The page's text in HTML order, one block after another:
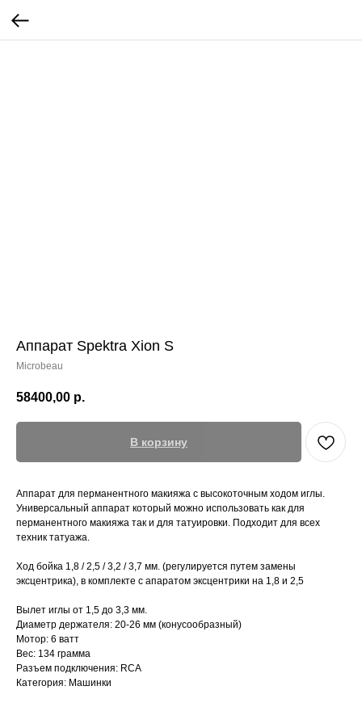
Аппарат Spektra Xion S
Microbeau
58400,00 р.
В корзину
Аппарат для перманентного макияжа с высокоточным ходом иглы.
Универсальный аппарат который можно использовать как для
перманентного макияжа так и для татуировки. Подходит для всех
техник татуажа.
Ход бойка 1,8 / 2,5 / 3,2 / 3,7 мм. (регулируется путем замены
эксцентрика), в комплекте с апаратом эксцентрики на 1,8 и 2,5
Вылет иглы от 1,5 до 3,3 мм.
Диаметр держателя: 20-26 мм (конусообразный)
Мотор: 6 ватт
Вес: 134 грамма
Разъем подключения: RCA
Категория: Машинки